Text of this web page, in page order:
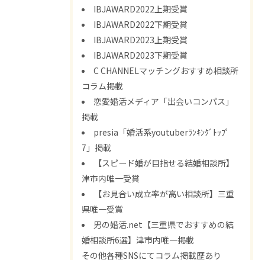
IBJAWARD2022上期受賞
IBJAWARD2022下期受賞
IBJAWARD2023上期受賞
IBJAWARD2023下期受賞
C CHANNELマッチングおすすめ相談所
コラム掲載
恋愛婚活メディア「出会いコンパス」
掲載
presia「婚活系youtuberﾗﾝｷﾝｸﾞﾄｯﾌﾟ
7」掲載
【スピード婚が目指せる結婚相談所】
津市内唯一受賞
【お見合い成立率が高い相談所】三重
県唯一受賞
男の婚活.net【三重県でおすすめの結
婚相談所6選】津市内唯一掲載
その他各種SNSにてコラム掲載歴あり